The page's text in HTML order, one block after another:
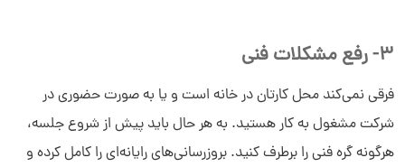
3- رفع مشکلات فنی
فرقی نمی‌کند محل کارتان در خانه است و یا به صورت حضوری در
شرکت مشغول به کار هستید. به هر حال باید پیش از شروع جلسه،
هرگونه گره فنی را برطرف کنید. بروزرسانی‌های رایانه‌ای را کامل کرده و